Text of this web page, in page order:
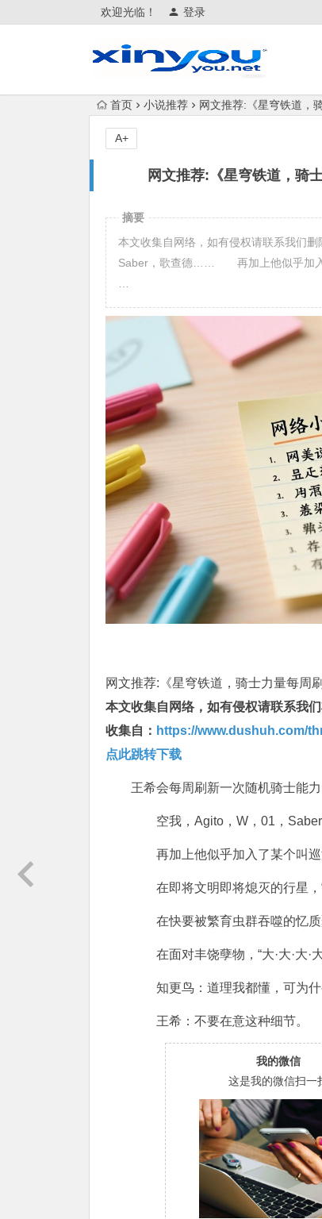
欢迎光临！ 登录
首页 小说推荐 网文推荐:《星穹铁道，
网文推荐:《星穹铁道，骑
A+
摘要
本文收集自网络，如有侵权请联系我们
Saber，歌查德…… 再加上他似乎加入
网文推荐:《星穹铁道，骑士力量每周
本文收集自网络，如有侵权请联系我们
收集自： https://www.dushuh.com/
点此跳转下载
王希会每周刷新一次随机骑士能力
空我，Agito，W，01，Saber
再加上他似乎加入了某个叫巡
在即将文明即将熄灭的行星，“
在快要被繁育虫群吞噬的忆质
在面对丰饶孽物，“大·大·大·大
知更鸟：道理我都懂，可为什
王希：不要在意这种细节。
我的微信
这是我的微信扫一